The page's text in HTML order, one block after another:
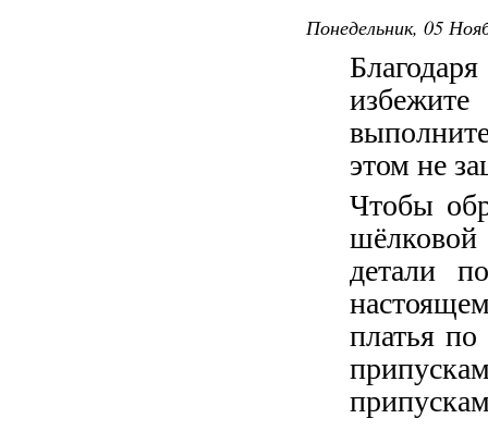
Понедельник, 05
этом не
Чтобы
детали
платья